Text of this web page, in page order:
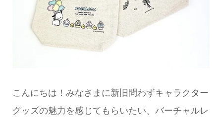
こんにちは！みなさまに新旧問わずキャラクター
グッズの魅力を感じてもらいたい、バーチャルレ